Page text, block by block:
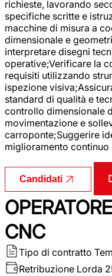
richieste, lavorando
specifiche scritte e
macchine di misura a
dimensionale e
interpretare disegni
operative;Verificare la
requisiti utilizzando
ispezione
standard di qualità e
controllo dimensionale
movimentazione e
carroponte;Suggerire
miglioramento continuo
Candidati
CNC
Tipo di contratto
Retribuzione Lorda